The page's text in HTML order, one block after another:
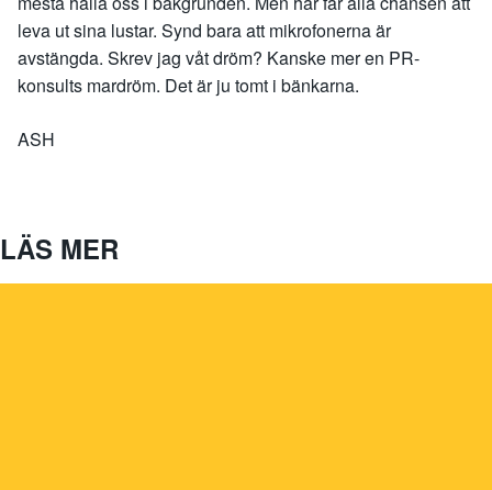
leva ut sina lustar. Synd bara att mikrofonerna är
avstängda. Skrev jag våt dröm? Kanske mer en PR-
konsults mardröm. Det är ju tomt i bänkarna.
ASH
LÄS MER